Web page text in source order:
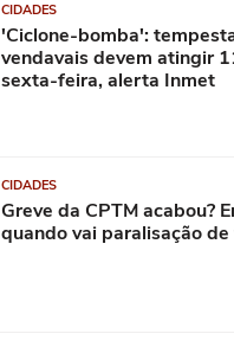
CIDADES
'Ciclone-bomba':
vendavais devem atingir
sexta-feira, alerta Inmet
CIDADES
Greve da CPTM acabou?
quando vai paralisação